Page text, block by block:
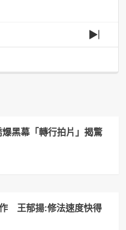
Next
黑幕「轉行拍片」揭驚
王郁揚:修法速度快得